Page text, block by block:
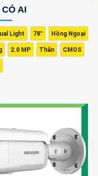
AI
Light 78° Hồng Ngoại
2.0 MP Thân CMOS